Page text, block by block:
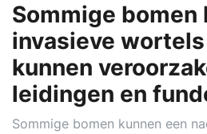
Sommige bomen
invasieve
kunnen
leidingen en
Sommige bomen kunnen een